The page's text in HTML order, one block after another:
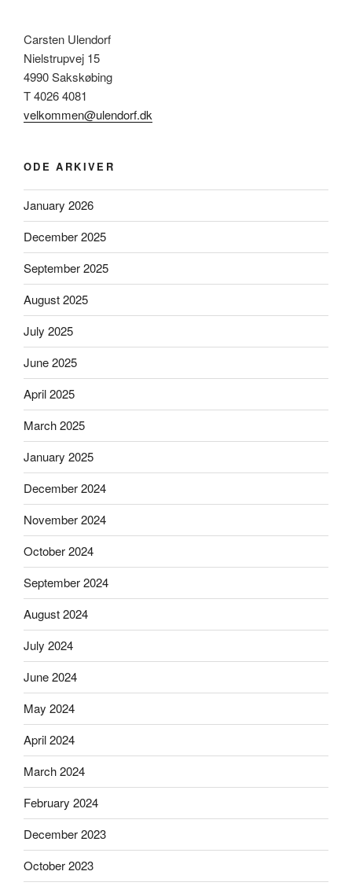
Carsten Ulendorf
Nielstrupvej 15
4990 Sakskøbing
T 4026 4081
velkommen@ulendorf.dk
ODE ARKIVER
January 2026
December 2025
September 2025
August 2025
July 2025
June 2025
April 2025
March 2025
January 2025
December 2024
November 2024
October 2024
September 2024
August 2024
July 2024
June 2024
May 2024
April 2024
March 2024
February 2024
December 2023
October 2023